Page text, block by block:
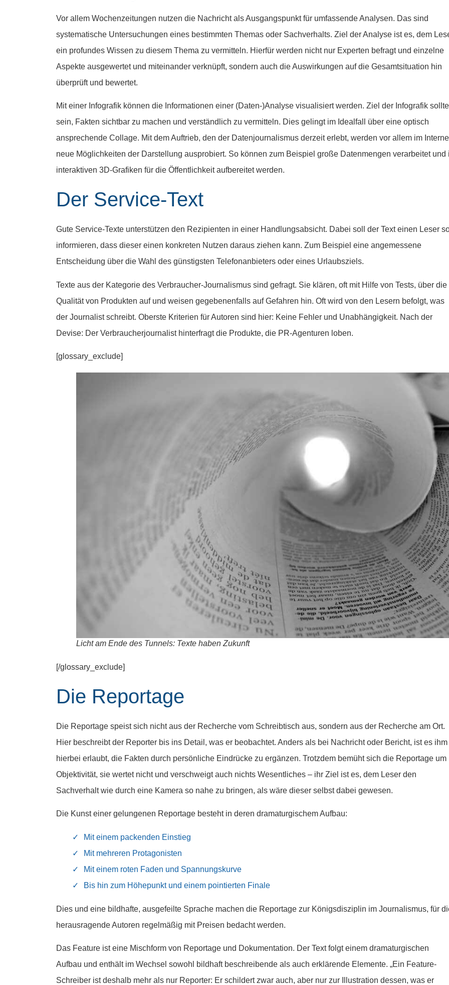
Vor allem Wochenzeitungen nutzen die Nachricht als Ausgangspunkt für umfassende Analysen. Das sind
systematische Untersuchungen eines bestimmten Themas oder Sachverhalts. Ziel der Analyse ist es, dem
ein profundes Wissen zu diesem Thema zu vermitteln. Hierfür werden nicht nur Experten befragt und einzelne
Aspekte ausgewertet und miteinander verknüpft, sondern auch die Auswirkungen auf die Gesamtsituation hin
überprüft und bewertet.
Mit einer Infografik können die Informationen einer (Daten-)Analyse visualisiert werden. Ziel der Infografik sollte
sein, Fakten sichtbar zu machen und verständlich zu vermitteln. Dies gelingt im Idealfall über eine optisch
ansprechende Collage. Mit dem Auftrieb, den der Datenjournalismus derzeit erlebt, werden vor allem im
neue Möglichkeiten der Darstellung ausprobiert. So können zum Beispiel große Datenmengen verarbeitet und
interaktiven 3D-Grafiken für die Öffentlichkeit aufbereitet werden.
Der Service-Text
Gute Service-Texte unterstützen den Rezipienten in einer Handlungsabsicht. Dabei soll der Text einen Leser
informieren, dass dieser einen konkreten Nutzen daraus ziehen kann. Zum Beispiel eine angemessene
Entscheidung über die Wahl des günstigsten Telefonanbieters oder eines Urlaubsziels.
Texte aus der Kategorie des Verbraucher-Journalismus sind gefragt. Sie klären, oft mit Hilfe von Tests, über die
Qualität von Produkten auf und weisen gegebenenfalls auf Gefahren hin. Oft wird von den Lesern befolgt, was
der Journalist schreibt. Oberste Kriterien für Autoren sind hier: Keine Fehler und Unabhängigkeit. Nach der
Devise: Der Verbraucherjournalist hinterfragt die Produkte, die PR-Agenturen loben.
[glossary_exclude]
Licht am Ende des Tunnels: Texte haben Zukunft
[/glossary_exclude]
Die Reportage
Die Reportage speist sich nicht aus der Recherche vom Schreibtisch aus, sondern aus der Recherche am Ort.
Hier beschreibt der Reporter bis ins Detail, was er beobachtet. Anders als bei Nachricht oder Bericht, ist es ihm
hierbei erlaubt, die Fakten durch persönliche Eindrücke zu ergänzen. Trotzdem bemüht sich die Reportage um
Objektivität, sie wertet nicht und verschweigt auch nichts Wesentliches – ihr Ziel ist es, dem Leser den
Sachverhalt wie durch eine Kamera so nahe zu bringen, als wäre dieser selbst dabei gewesen.
Die Kunst einer gelungenen Reportage besteht in deren dramaturgischem Aufbau:
Mit einem packenden Einstieg
Mit mehreren Protagonisten
Mit einem roten Faden und Spannungskurve
Bis hin zum Höhepunkt und einem pointierten Finale
Dies und eine bildhafte, ausgefeilte Sprache machen die Reportage zur Königsdisziplin im Journalismus, für
herausragende Autoren regelmäßig mit Preisen bedacht werden.
Das Feature ist eine Mischform von Reportage und Dokumentation. Der Text folgt einem dramaturgischen
Aufbau und enthält im Wechsel sowohl bildhaft beschreibende als auch erklärende Elemente. „Ein Feature-
Schreiber ist deshalb mehr als nur Reporter: Er schildert zwar auch, aber nur zur Illustration dessen, was er